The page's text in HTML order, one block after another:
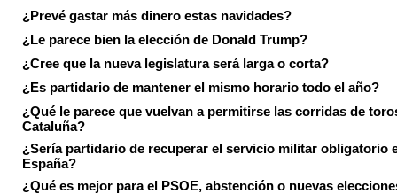
¿Prevé gastar más dinero estas navidades?
¿Le parece bien la elección de Donald Trump?
¿Cree que la nueva legislatura será larga o corta?
¿Es partidario de mantener el mismo horario todo el año?
¿Qué le parece que vuelvan a permitirse las corridas de
Cataluña?
¿Sería partidario de recuperar el servicio militar obligatorio
España?
¿Qué es mejor para el PSOE, abstención o nuevas